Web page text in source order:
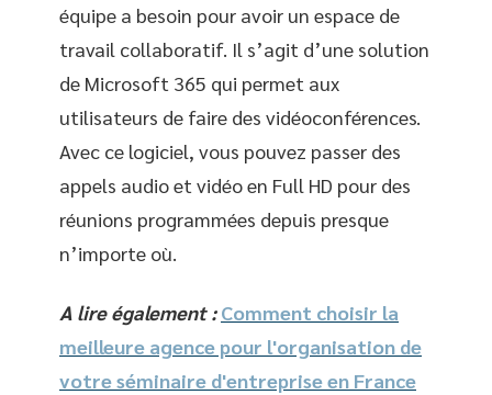
équipe a besoin pour avoir un espace de
travail collaboratif. Il s’agit d’une solution
de Microsoft 365 qui permet aux
utilisateurs de faire des vidéoconférences.
Avec ce logiciel, vous pouvez passer des
appels audio et vidéo en Full HD pour des
réunions programmées depuis presque
n’importe où.
A lire également : Comment choisir la
meilleure agence pour l'organisation de
votre séminaire d'entreprise en France